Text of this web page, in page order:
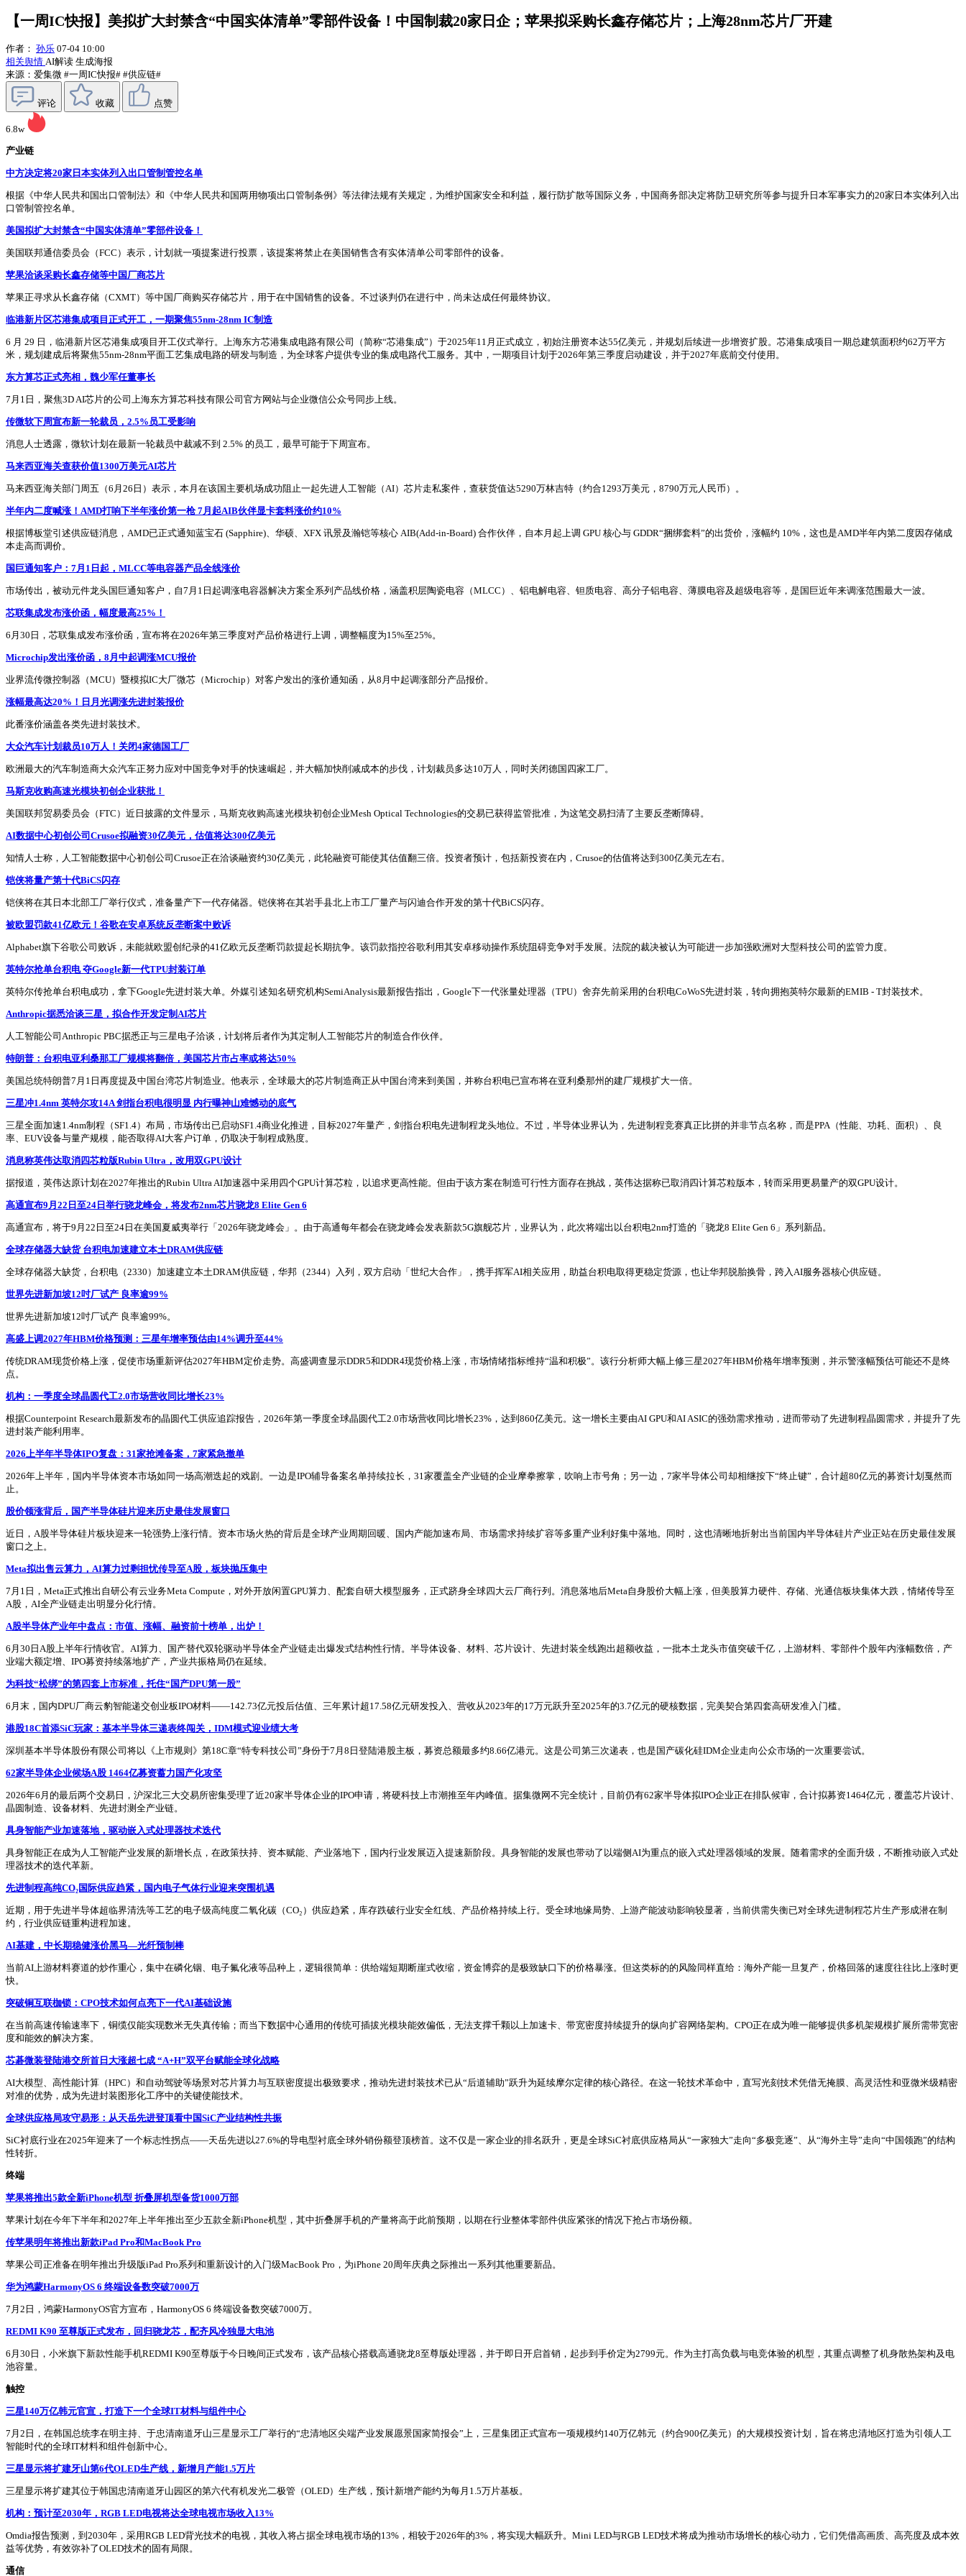
【一周IC快报】美拟扩大封禁含“中国实体清单”零部件设备！中国制裁20家日企；苹果拟采购长鑫存储芯片；上海28nm芯片厂开建
作者： 孙乐 07-04 10:00
相关舆情 AI解读 生成海报
来源：爱集微 #一周IC快报# #供应链#
评论 收藏 点赞
6.8w
产业链
中方决定将20家日本实体列入出口管制管控名单
根据《中华人民共和国出口管制法》和《中华人民共和国两用物项出口管制条例》等法律法规有关规定，为维护国家安全和利益，履行防扩散等国际义务，中国商务部决定将防卫研究所等参与提升日本军事实力的20家日本实体列入出
口管制管控名单。
美国拟扩大封禁含“中国实体清单”零部件设备！
美国联邦通信委员会（FCC）表示，计划就一项提案进行投票，该提案将禁止在美国销售含有实体清单公司零部件的设备。
苹果洽谈采购长鑫存储等中国厂商芯片
苹果正寻求从长鑫存储（CXMT）等中国厂商购买存储芯片，用于在中国销售的设备。不过谈判仍在进行中，尚未达成任何最终协议。
临港新片区芯港集成项目正式开工，一期聚焦55nm-28nm IC制造
6 月 29 日，临港新片区芯港集成项目开工仪式举行。上海东方芯港集成电路有限公司（简称“芯港集成”）于2025年11月正式成立，初始注册资本达55亿美元，并规划后续进一步增资扩股。芯港集成项目一期总建筑面积约62万平方
米，规划建成后将聚焦55nm-28nm平面工艺集成电路的研发与制造，为全球客户提供专业的集成电路代工服务。其中，一期项目计划于2026年第三季度启动建设，并于2027年底前交付使用。
东方算芯正式亮相，魏少军任董事长
7月1日，聚焦3D AI芯片的公司上海东方算芯科技有限公司官方网站与企业微信公众号同步上线。
传微软下周宣布新一轮裁员，2.5%员工受影响
消息人士透露，微软计划在最新一轮裁员中裁减不到 2.5% 的员工，最早可能于下周宣布。
马来西亚海关查获价值1300万美元AI芯片
马来西亚海关部门周五（6月26日）表示，本月在该国主要机场成功阻止一起先进人工智能（AI）芯片走私案件，查获货值达5290万林吉特（约合1293万美元，8790万元人民币）。
半年内二度喊涨！AMD打响下半年涨价第一枪 7月起AIB伙伴显卡套料涨价约10%
根据博板堂引述供应链消息，AMD已正式通知蓝宝石 (Sapphire)、华硕、XFX 讯景及瀚铠等核心 AIB(Add-in-Board) 合作伙伴，自本月起上调 GPU 核心与 GDDR“捆绑套料”的出货价，涨幅约 10%，这也是AMD半年内第二度因存储成
本走高而调价。
国巨通知客户：7月1日起，MLCC等电容器产品全线涨价
市场传出，被动元件龙头国巨通知客户，自7月1日起调涨电容器解决方案全系列产品线价格，涵盖积层陶瓷电容（MLCC）、铝电解电容、钽质电容、高分子铝电容、薄膜电容及超级电容等，是国巨近年来调涨范围最大一波。
芯联集成发布涨价函，幅度最高25%！
6月30日，芯联集成发布涨价函，宣布将在2026年第三季度对产品价格进行上调，调整幅度为15%至25%。
Microchip发出涨价函，8月中起调涨MCU报价
业界流传微控制器（MCU）暨模拟IC大厂微芯（Microchip）对客户发出的涨价通知函，从8月中起调涨部分产品报价。
涨幅最高达20%！日月光调涨先进封装报价
此番涨价涵盖各类先进封装技术。
大众汽车计划裁员10万人！关闭4家德国工厂
欧洲最大的汽车制造商大众汽车正努力应对中国竞争对手的快速崛起，并大幅加快削减成本的步伐，计划裁员多达10万人，同时关闭德国四家工厂。
马斯克收购高速光模块初创企业获批！
美国联邦贸易委员会（FTC）近日披露的文件显示，马斯克收购高速光模块初创企业Mesh Optical Technologies的交易已获得监管批准，为这笔交易扫清了主要反垄断障碍。
AI数据中心初创公司Crusoe拟融资30亿美元，估值将达300亿美元
知情人士称，人工智能数据中心初创公司Crusoe正在洽谈融资约30亿美元，此轮融资可能使其估值翻三倍。投资者预计，包括新投资在内，Crusoe的估值将达到300亿美元左右。
铠侠将量产第十代BiCS闪存
铠侠将在其日本北部工厂举行仪式，准备量产下一代存储器。铠侠将在其岩手县北上市工厂量产与闪迪合作开发的第十代BiCS闪存。
被欧盟罚款41亿欧元！谷歌在安卓系统反垄断案中败诉
Alphabet旗下谷歌公司败诉，未能就欧盟创纪录的41亿欧元反垄断罚款提起长期抗争。该罚款指控谷歌利用其安卓移动操作系统阻碍竞争对手发展。法院的裁决被认为可能进一步加强欧洲对大型科技公司的监管力度。
英特尔抢单台积电 夺Google新一代TPU封装订单
英特尔传抢单台积电成功，拿下Google先进封装大单。外媒引述知名研究机构SemiAnalysis最新报告指出，Google下一代张量处理器（TPU）舍弃先前采用的台积电CoWoS先进封装，转向拥抱英特尔最新的EMIB - T封装技术。
Anthropic据悉洽谈三星，拟合作开发定制AI芯片
人工智能公司Anthropic PBC据悉正与三星电子洽谈，计划将后者作为其定制人工智能芯片的制造合作伙伴。
特朗普：台积电亚利桑那工厂规模将翻倍，美国芯片市占率或将达50%
美国总统特朗普7月1日再度提及中国台湾芯片制造业。他表示，全球最大的芯片制造商正从中国台湾来到美国，并称台积电已宣布将在亚利桑那州的建厂规模扩大一倍。
三星冲1.4nm 英特尔攻14A 剑指台积电很明显 内行曝神山难憾动的底气
三星全面加速1.4nm制程（SF1.4）布局，市场传出已启动SF1.4商业化推进，目标2027年量产，剑指台积电先进制程龙头地位。不过，半导体业界认为，先进制程竞赛真正比拼的并非节点名称，而是PPA（性能、功耗、面积）、良
率、EUV设备与量产规模，能否取得AI大客户订单，仍取决于制程成熟度。
消息称英伟达取消四芯粒版Rubin Ultra，改用双GPU设计
据报道，英伟达原计划在2027年推出的Rubin Ultra AI加速器中采用四个GPU计算芯粒，以追求更高性能。但由于该方案在制造可行性方面存在挑战，英伟达据称已取消四计算芯粒版本，转而采用更易量产的双GPU设计。
高通宣布9月22日至24日举行骁龙峰会，将发布2nm芯片骁龙8 Elite Gen 6
高通宣布，将于9月22日至24日在美国夏威夷举行「2026年骁龙峰会」。由于高通每年都会在骁龙峰会发表新款5G旗舰芯片，业界认为，此次将端出以台积电2nm打造的「骁龙8 Elite Gen 6」系列新品。
全球存储器大缺货 台积电加速建立本土DRAM供应链
全球存储器大缺货，台积电（2330）加速建立本土DRAM供应链，华邦（2344）入列，双方启动「世纪大合作」，携手挥军AI相关应用，助益台积电取得更稳定货源，也让华邦脱胎换骨，跨入AI服务器核心供应链。
世界先进新加坡12吋厂试产 良率逾99%
世界先进新加坡12吋厂试产 良率逾99%。
高盛上调2027年HBM价格预测：三星年增率预估由14%调升至44%
传统DRAM现货价格上涨，促使市场重新评估2027年HBM定价走势。高盛调查显示DDR5和DDR4现货价格上涨，市场情绪指标维持“温和积极”。该行分析师大幅上修三星2027年HBM价格年增率预测，并示警涨幅预估可能还不是终
点。
机构：一季度全球晶圆代工2.0市场营收同比增长23%
根据Counterpoint Research最新发布的晶圆代工供应追踪报告，2026年第一季度全球晶圆代工2.0市场营收同比增长23%，达到860亿美元。这一增长主要由AI GPU和AI ASIC的强劲需求推动，进而带动了先进制程晶圆需求，并提升了先
进封装产能利用率。
2026上半年半导体IPO复盘：31家抢滩备案，7家紧急撤单
2026年上半年，国内半导体资本市场如同一场高潮迭起的戏剧。一边是IPO辅导备案名单持续拉长，31家覆盖全产业链的企业摩拳擦掌，吹响上市号角；另一边，7家半导体公司却相继按下“终止键”，合计超80亿元的募资计划戛然而
止。
股价领涨背后，国产半导体硅片迎来历史最佳发展窗口
近日，A股半导体硅片板块迎来一轮强势上涨行情。资本市场火热的背后是全球产业周期回暖、国内产能加速布局、市场需求持续扩容等多重产业利好集中落地。同时，这也清晰地折射出当前国内半导体硅片产业正站在历史最佳发展
窗口之上。
Meta拟出售云算力，AI算力过剩担忧传导至A股，板块抛压集中
7月1日，Meta正式推出自研公有云业务Meta Compute，对外开放闲置GPU算力、配套自研大模型服务，正式跻身全球四大云厂商行列。消息落地后Meta自身股价大幅上涨，但美股算力硬件、存储、光通信板块集体大跌，情绪传导至
A股，AI全产业链走出明显分化行情。
A股半导体产业年中盘点：市值、涨幅、融资前十榜单，出炉！
6月30日A股上半年行情收官。AI算力、国产替代双轮驱动半导体全产业链走出爆发式结构性行情。半导体设备、材料、芯片设计、先进封装全线跑出超额收益，一批本土龙头市值突破千亿，上游材料、零部件个股年内涨幅数倍，产
业端大额定增、IPO募资持续落地扩产，产业共振格局仍在延续。
为科技“松绑”的第四套上市标准，托住“国产DPU第一股”
6月末，国内DPU厂商云豹智能递交创业板IPO材料——142.73亿元投后估值、三年累计超17.58亿元研发投入、营收从2023年的17万元跃升至2025年的3.7亿元的硬核数据，完美契合第四套高研发准入门槛。
港股18C首添SiC玩家：基本半导体三递表终闯关，IDM模式迎业绩大考
深圳基本半导体股份有限公司将以《上市规则》第18C章“特专科技公司”身份于7月8日登陆港股主板，募资总额最多约8.66亿港元。这是公司第三次递表，也是国产碳化硅IDM企业走向公众市场的一次重要尝试。
62家半导体企业候场A股 1464亿募资蓄力国产化攻坚
2026年6月的最后两个交易日，沪深北三大交易所密集受理了近20家半导体企业的IPO申请，将硬科技上市潮推至年内峰值。据集微网不完全统计，目前仍有62家半导体拟IPO企业正在排队候审，合计拟募资1464亿元，覆盖芯片设计、
晶圆制造、设备材料、先进封测全产业链。
具身智能产业加速落地，驱动嵌入式处理器技术迭代
具身智能正在成为人工智能产业发展的新增长点，在政策扶持、资本赋能、产业落地下，国内行业发展迈入提速新阶段。具身智能的发展也带动了以端侧AI为重点的嵌入式处理器领域的发展。随着需求的全面升级，不断推动嵌入式处
理器技术的迭代革新。
先进制程高纯CO₂国际供应趋紧，国内电子气体行业迎来突围机遇
近期，用于先进半导体超临界清洗等工艺的电子级高纯度二氧化碳（CO₂）供应趋紧，库存跌破行业安全红线、产品价格持续上行。受全球地缘局势、上游产能波动影响较显著，当前供需失衡已对全球先进制程芯片生产形成潜在制
约，行业供应链重构进程加速。
AI基建，中长期稳健涨价黑马—光纤预制棒
当前AI上游材料赛道的炒作重心，集中在磷化铟、电子氟化液等品种上，逻辑很简单：供给端短期断崖式收缩，资金博弈的是极致缺口下的价格暴涨。但这类标的的风险同样直给：海外产能一旦复产，价格回落的速度往往比上涨时更
快。
突破铜互联枷锁：CPO技术如何点亮下一代AI基础设施
在当前高速传输速率下，铜缆仅能实现数米无失真传输；而当下数据中心通用的传统可插拔光模块能效偏低，无法支撑千颗以上加速卡、带宽密度持续提升的纵向扩容网络架构。CPO正在成为唯一能够提供多机架规模扩展所需带宽密
度和能效的解决方案。
芯碁微装登陆港交所首日大涨超七成 “A+H”双平台赋能全球化战略
AI大模型、高性能计算（HPC）和自动驾驶等场景对芯片算力与互联密度提出极致要求，推动先进封装技术已从“后道辅助”跃升为延续摩尔定律的核心路径。在这一轮技术革命中，直写光刻技术凭借无掩膜、高灵活性和亚微米级精密
对准的优势，成为先进封装图形化工序中的关键使能技术。
全球供应格局攻守易形：从天岳先进登顶看中国SiC产业结构性共振
SiC衬底行业在2025年迎来了一个标志性拐点——天岳先进以27.6%的导电型衬底全球外销份额登顶榜首。这不仅是一家企业的排名跃升，更是全球SiC衬底供应格局从“一家独大”走向“多极竞逐”、从“海外主导”走向“中国领跑”的结构
性转折。
终端
苹果将推出5款全新iPhone机型 折叠屏机型备货1000万部
苹果计划在今年下半年和2027年上半年推出至少五款全新iPhone机型，其中折叠屏手机的产量将高于此前预期，以期在行业整体零部件供应紧张的情况下抢占市场份额。
传苹果明年将推出新款iPad Pro和MacBook Pro
苹果公司正准备在明年推出升级版iPad Pro系列和重新设计的入门级MacBook Pro，为iPhone 20周年庆典之际推出一系列其他重要新品。
华为鸿蒙HarmonyOS 6 终端设备数突破7000万
7月2日，鸿蒙HarmonyOS官方宣布，HarmonyOS 6 终端设备数突破7000万。
REDMI K90 至尊版正式发布，回归骁龙芯，配齐风冷独显大电池
6月30日，小米旗下新款性能手机REDMI K90至尊版于今日晚间正式发布，该产品核心搭载高通骁龙8至尊版处理器，并于即日开启首销，起步到手价定为2799元。作为主打高负载与电竞体验的机型，其重点调整了机身散热架构及电
池容量。
触控
三星140万亿韩元官宣，打造下一个全球IT材料与组件中心
7月2日，在韩国总统李在明主持、于忠清南道牙山三星显示工厂举行的“忠清地区尖端产业发展愿景国家简报会”上，三星集团正式宣布一项规模约140万亿韩元（约合900亿美元）的大规模投资计划，旨在将忠清地区打造为引领人工
智能时代的全球IT材料和组件创新中心。
三星显示将扩建牙山第6代OLED生产线，新增月产能1.5万片
三星显示将扩建其位于韩国忠清南道牙山园区的第六代有机发光二极管（OLED）生产线，预计新增产能约为每月1.5万片基板。
机构：预计至2030年，RGB LED电视将达全球电视市场收入13%
Omdia报告预测，到2030年，采用RGB LED背光技术的电视，其收入将占据全球电视市场的13%，相较于2026年的3%，将实现大幅跃升。Mini LED与RGB LED技术将成为推动市场增长的核心动力，它们凭借高画质、高亮度及成本效
益等优势，有效弥补了OLED技术的固有局限。
通信